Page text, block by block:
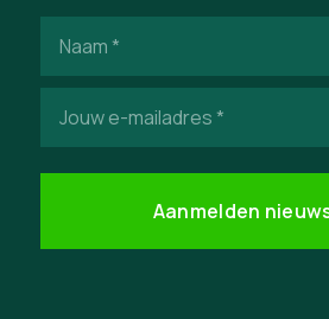
mailadres